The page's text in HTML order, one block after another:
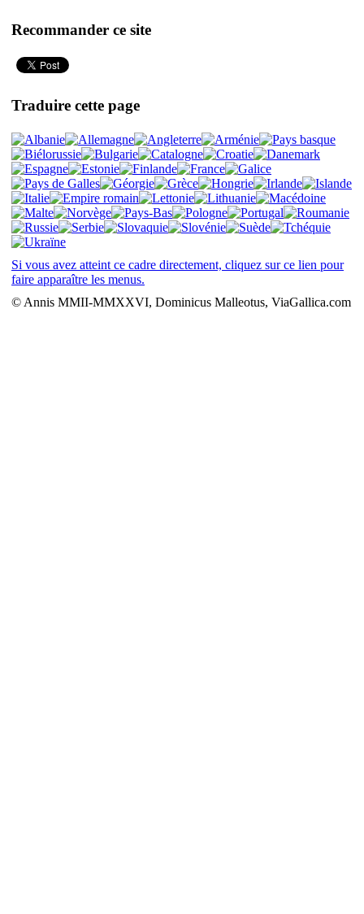
Recommander ce site
Traduire cette page
Si vous avez atteint ce cadre directement, cliquez sur ce lien pour
faire apparaître les menus.
© Annis MMII-MMXXVI, Dominicus Malleotus, ViaGallica.com